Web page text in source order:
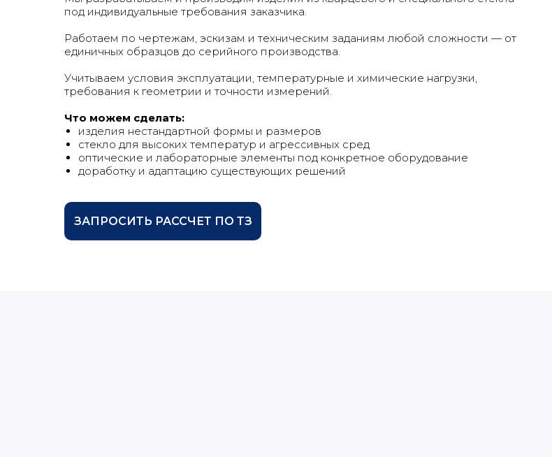
под индивидуальные требования заказчика.
Работаем по чертежам, эскизам и техническим заданиям любой сложности — от
единичных образцов до серийного производства.
Учитываем условия эксплуатации, температурные и химические нагрузки,
требования к геометрии и точности измерений.
Что можем сделать:
изделия нестандартной формы и размеров
стекло для высоких температур и агрессивных сред
оптические и лабораторные элементы под конкретное оборудование
доработку и адаптацию существующих решений
ЗАПРОСИТЬ РАССЧЕТ ПО ТЗ